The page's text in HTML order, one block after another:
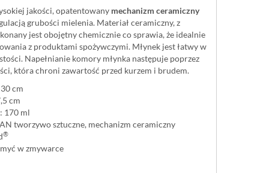
jakości, opatentowany mechanizm ceramiczny
grubości mielenia. Materiał ceramiczny, z
jest obojętny chemicznie co sprawia, że idealnie
z produktami spożywczymi. Młynek jest łatwy w
Napełnianie komory młynka następuje poprzez
która chroni zawartość przed kurzem i brudem.
cm
cm
170 ml
tworzywo sztuczne, mechanizm ceramiczny
®
w zmywarce